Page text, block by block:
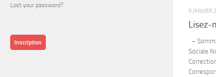
9 JANVIER
Lisez-
–
Sociale
Lost your password?
Inscription